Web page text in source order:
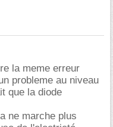
la meme erreur
probleme au niveau
que la diode
ne marche plus